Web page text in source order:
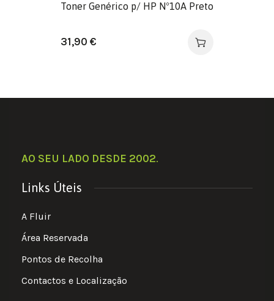
Toner Genérico p/ HP Nº10A Preto
31,90 €
AO SEU LADO DESDE 2002.
Links Úteis
A Fluir
Área Reservada
Pontos de Recolha
Contactos e Localização